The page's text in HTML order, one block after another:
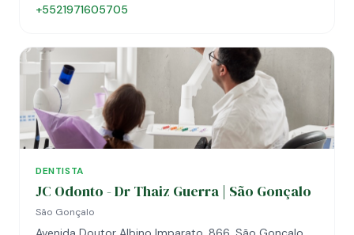
+5521971605705
DENTISTA
JC Odonto - Dr Thaiz Guerra | São Gonçalo
São Gonçalo